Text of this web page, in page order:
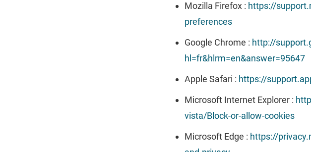
Mozilla Firefox : https://
preferences
Google Chrome : http://
hl=fr&hlrm=en&answer=95647
Apple Safari : https://
Microsoft Internet Explorer :
vista/Block-or-allow-cookies
Microsoft Edge : https://